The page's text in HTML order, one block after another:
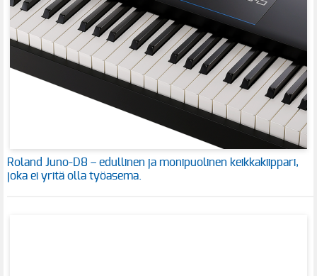
Roland Juno-D8 – edullinen ja monipuolinen keikkakiippari,
joka ei yritä olla työasema.